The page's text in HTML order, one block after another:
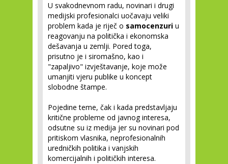
U svakodnevnom radu, novinari i drugi
medijski profesionalci uočavaju veliki
problem kada je riječ o samocenzuri u
reagovanju na politička i ekonomska
dešavanja u zemlji. Pored toga,
prisutno je i siromašno, kao i
"zapaljivo" izvještavanje, koje može
umanjiti vjeru publike u koncept
slobodne štampe.
Pojedine teme, čak i kada predstavljaju
kritične probleme od javnog interesa,
odsutne su iz medija jer su novinari pod
pritiskom vlasnika, neprofesionalnih
uredničkih politika i vanjskih
komercijalnih i političkih interesa.